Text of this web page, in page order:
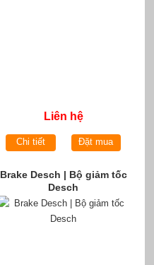
Liên hệ
Chi tiết Đặt mua
Brake Desch | Bộ giảm tốc
Desch